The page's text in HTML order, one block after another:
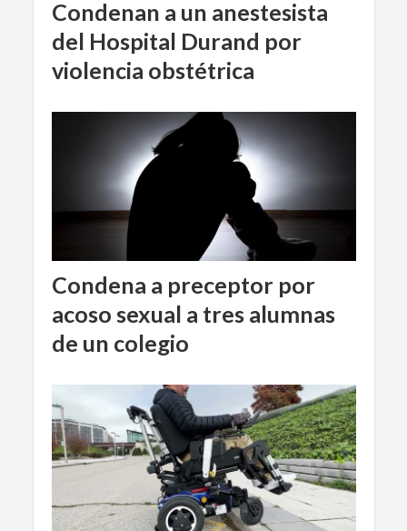
Condenan a un anestesista
del Hospital Durand por
violencia obstétrica
Condena a preceptor por
acoso sexual a tres alumnas
de un colegio